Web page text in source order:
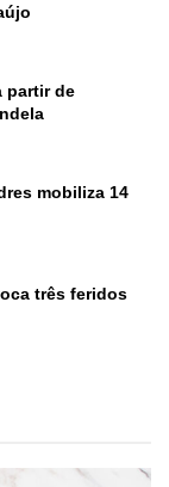
partir de
mobiliza 14
três feridos